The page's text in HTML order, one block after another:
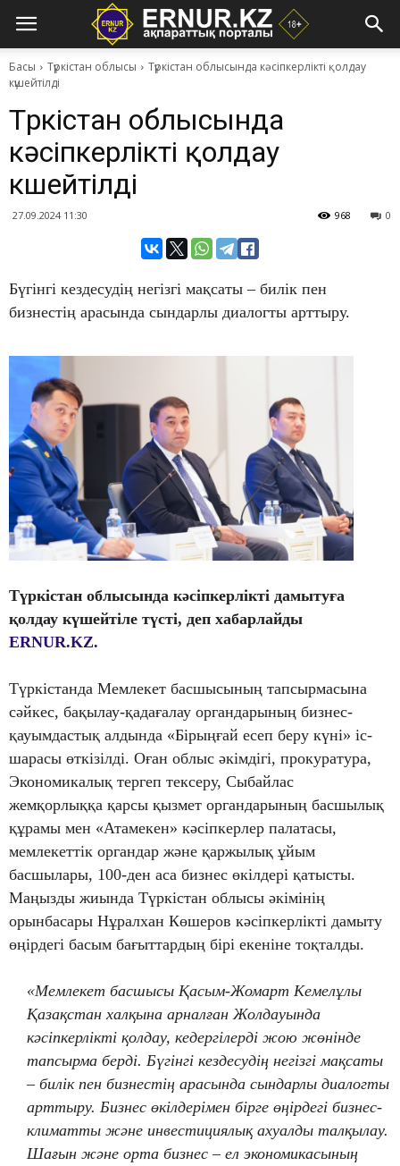
Басы Түркістан облысы
Түркістан облысында кәсіпкерлікті қолдау
күшейтілді
Түркістан облысында
кәсіпкерлікті қолдау
күшейтілді
27.09.2024 11:30 0
968
Бүгінгі кездесудің негізгі мақсаты – билік пен
бизнестің арасында сындарлы диалогты арттыру.
Түркістан облысында кәсіпкерлікті дамытуға
қолдау күшейтіле түсті, деп хабарлайды
ERNUR.KZ.
Түркістанда Мемлекет басшысының тапсырмасына
сәйкес, бақылау-қадағалау органдарының бизнес-
қауымдастық алдында «Бірыңғай есеп беру күні» іс-
шарасы өткізілді. Оған облыс әкімдігі, прокуратура,
Экономикалық тергеп тексеру, Сыбайлас
жемқорлыққа қарсы қызмет органдарының басшылық
құрамы мен «Атамекен» кәсіпкерлер палатасы,
мемлекеттік органдар және қаржылық ұйым
басшылары, 100-ден аса бизнес өкілдері қатысты.
Маңызды жиында Түркістан облысы әкімінің
орынбасары Нұралхан Көшеров кәсіпкерлікті дамыту
өңірдегі басым бағыттардың бірі екеніне тоқталды.
«Мемлекет басшысы Қасым-Жомарт Кемелұлы
Қазақстан халқына арналған Жолдауында
кәсіпкерлікті қолдау, кедергілерді жою жөнінде
тапсырма берді. Бүгінгі кездесудің негізгі мақсаты
– билік пен бизнестің арасында сындарлы диалогты
арттыру. Бизнес өкілдерімен бірге өңірдегі бизнес-
климатты және инвестициялық ахуалды талқылау.
Шағын және орта бизнес – ел экономикасының